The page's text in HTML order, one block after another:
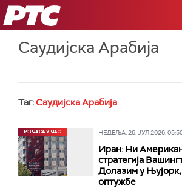
РТС
Саудијска Арабија
Таг:Саудијска Арабија
НЕДЕЉА, 26. ЈУЛ 2026,
Иран: Ни
стратегија
Долазим у
оптужбе